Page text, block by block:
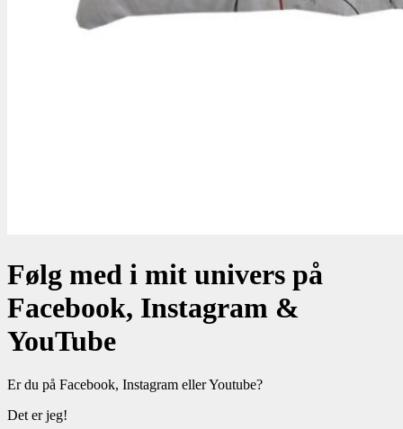
Følg med i mit univers på
Facebook, Instagram &
YouTube
Er du på Facebook, Instagram eller Youtube?
Det er jeg!